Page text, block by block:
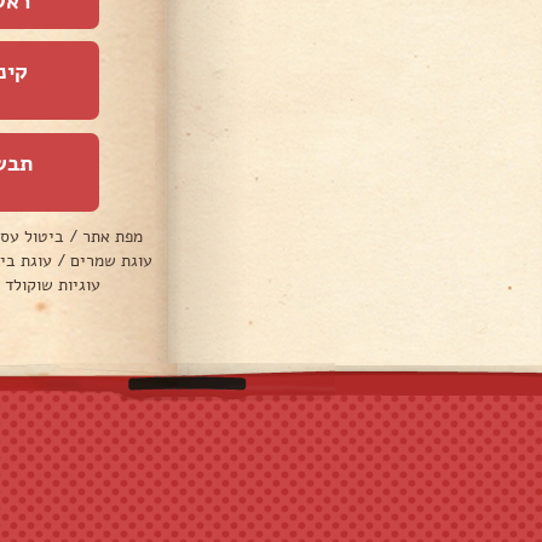
מפת אתר / ביטול
עוגת שמרים / עוגת
עוגיות